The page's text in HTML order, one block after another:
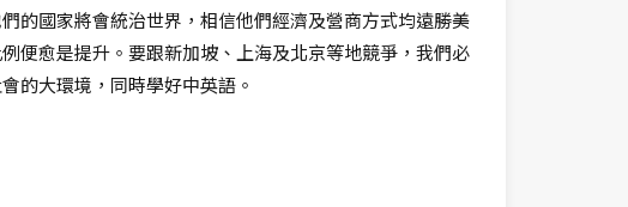
國家將會統治世界，相信他們經濟及營商方式均遠勝美
便愈是提升。要跟新加坡、上海及北京等地競爭，我們必
的大環境，同時學好中英語。